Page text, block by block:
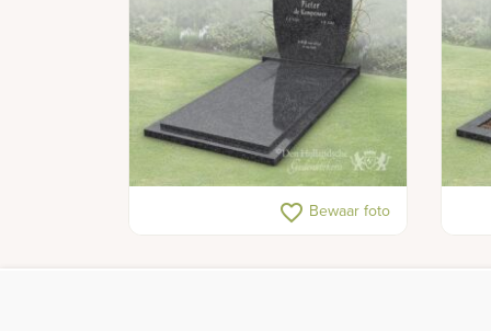
Budget golfkop grafsteen met
favorite_border Bewaar foto